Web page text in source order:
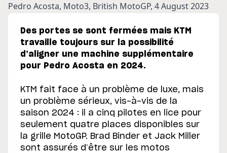
Pedro Acosta, Moto3, British MotoGP, 4 August 2023
Des portes se sont fermées mais KTM
travaille toujours sur la possibilité
d’aligner une machine supplémentaire
pour Pedro Acosta en 2024.
KTM fait face à un problème de luxe, mais
un problème sérieux, vis-à-vis de la
saison 2024 : il a cinq pilotes en lice pour
seulement quatre places disponibles sur
la grille MotoGP. Brad Binder et Jack Miller
sont assurés d’être sur les motos